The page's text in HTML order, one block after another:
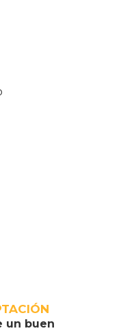
un buen